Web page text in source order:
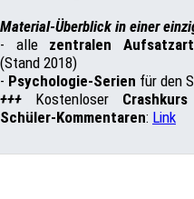
Material-Überblick in einer
- alle zentralen
(Stand 2018)
- Psychologie-Serien für den
+++ Kostenloser
Schüler-Kommentaren: Link